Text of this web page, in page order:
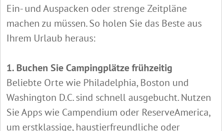
Ein- und Auspacken oder strenge Zeitpläne
machen zu müssen. So holen Sie das Beste aus
Ihrem Urlaub heraus:
1. Buchen Sie Campingplätze frühzeitig
Beliebte Orte wie Philadelphia, Boston und
Washington D.C. sind schnell ausgebucht. Nutzen
Sie Apps wie Campendium oder ReserveAmerica,
um erstklassige, haustierfreundliche oder